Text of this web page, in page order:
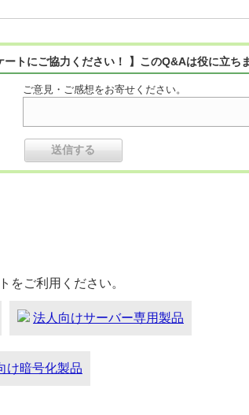
トにご協力ください！ 】このQ&Aは役に立ち
ご意見・ご感想をお寄せください。
をご利用ください。
法人向けサーバー専用製品
け暗号化製品